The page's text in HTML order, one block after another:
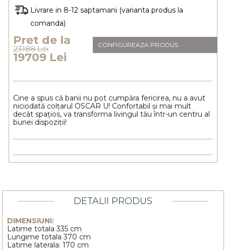
Livrare in 8-12 saptamani (varianta produs la
comanda)
Pret de la
23188 Lei
19709 Lei
CONFIGUREAZA PRODUS
Cine a spus că banii nu pot cumpăra fericirea, nu a avut
niciodată colțarul OSCAR U! Confortabil și mai mult
decât spațios, va transforma livingul tău într-un centru al
bunei dispoziții!
DETALII PRODUS
DIMENSIUNI:
Latime totala 335 cm
Lungime totala 370 cm
Latime laterala: 170 cm